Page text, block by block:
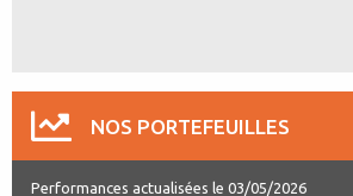
NOS PORTEFEUILLES
Performances actualisées le 03/05/2026